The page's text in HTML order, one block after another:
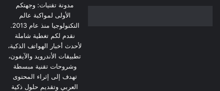
مدونة تقنيات: وجهتكم
الأولى لمواكبة عالم
التكنولوجيا منذ عام 2013.
نقدم لكم تغطية شاملة
لأحدث أخبار الهواتف الذكية،
تطبيقات الأندرويد والآيفون،
وشروحات تقنية مبسطة
تهدف إلى إثراء المحتوى
العربي وتقديم حلول ذكية